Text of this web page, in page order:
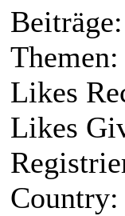
Themen:
Likes
Likes
Country: